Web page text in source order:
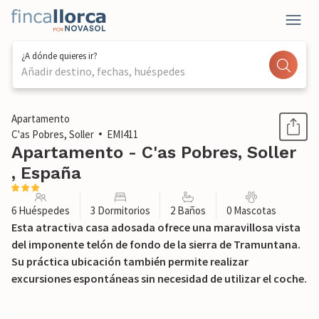
¿A dónde quieres ir?
Añadir destino, fechas, huéspedes
1 / 45
Apartamento
C'as Pobres, Soller
EMI411
Apartamento - C'as Pobres, Soller
, España
6 Huéspedes 3 Dormitorios 2 Baños 0 Mascotas
Esta atractiva casa adosada ofrece una maravillosa vista
del imponente telón de fondo de la sierra de Tramuntana.
Su práctica ubicación también permite realizar
excursiones espontáneas sin necesidad de utilizar el coche.